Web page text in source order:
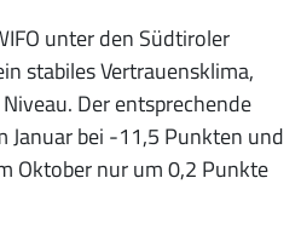
unter den Südtiroler
stabiles Vertrauensklima,
Der entsprechende
Januar bei -11,5 Punkten und
Oktober nur um 0,2 Punkte